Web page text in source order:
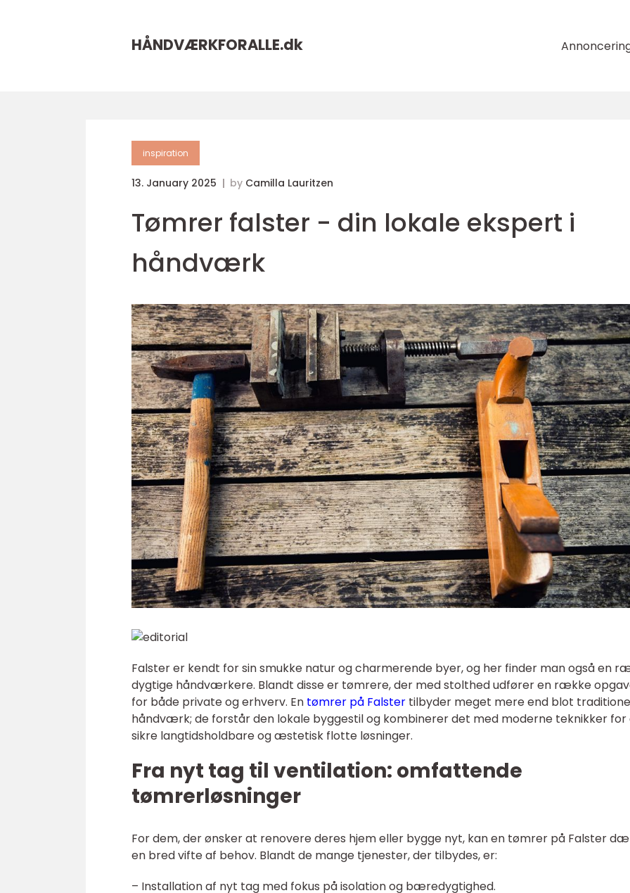
HÅNDVÆRKFORALLE.dk
inspiration
13. January 2025 by Camilla Lauritzen
Tømrer falster - din lokale ekspert i
håndværk
Falster er kendt for sin smukke natur og charmerende byer, og her finder man også en
dygtige håndværkere. Blandt disse er tømrere, der med stolthed udfører en række
for både private og erhverv. En tømrer på Falster tilbyder meget mere end blot
håndværk; de forstår den lokale byggestil og kombinerer det med moderne teknikker for
sikre langtidsholdbare og æstetisk flotte løsninger.
Fra nyt tag til ventilation: omfattende
tømrerløsninger
For dem, der ønsker at renovere deres hjem eller bygge nyt, kan en tømrer på Falster
en bred vifte af behov. Blandt de mange tjenester, der tilbydes, er:
– Installation af nyt tag med fokus på isolation og bæredygtighed.